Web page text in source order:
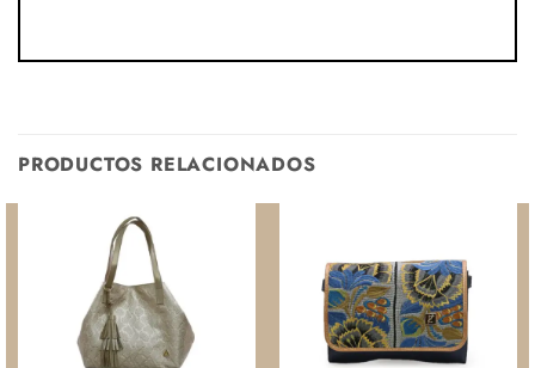
PRODUCTOS RELACIONADOS